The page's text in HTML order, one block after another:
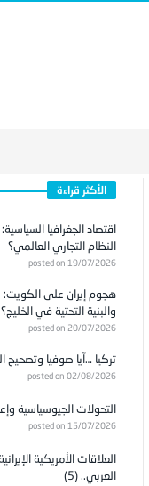
الأكثر قراءة
اقتصاد الجغرافيا
النظام التجاري العالمي؟
posted on 19/07/2026
هجوم إيران على الكويت:
والبنية التحتية في الخليج؟
posted on 20/07/2026
تركيا …آيا صوفيا وتصحيح
posted on 02/08/2026
التحولات الجيوسياسية
posted on 15/07/2026
العلاقات الأمريكية
العربي.. (5)